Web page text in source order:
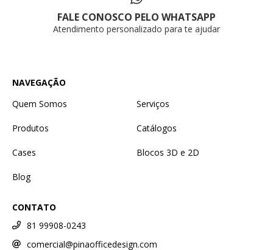
FALE CONOSCO PELO WHATSAPP
Atendimento personalizado para te ajudar
NAVEGAÇÃO
Quem Somos
Serviços
Produtos Catálogos
Cases Blocos 3D e 2D
Blog
CONTATO
81 99908-0243
comercial@pinaofficedesign.com